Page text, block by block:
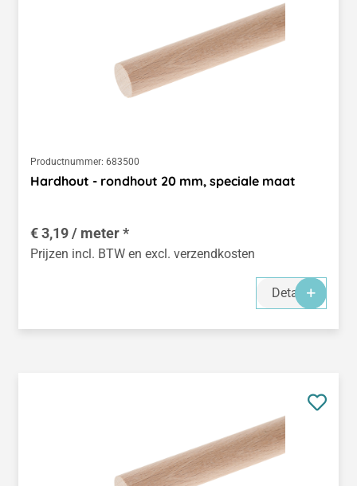
Productnummer: 683500
Hardhout - rondhout 20 mm, speciale maat
€ 3,19 / meter *
Prijzen incl. BTW en excl. verzendkosten
Details